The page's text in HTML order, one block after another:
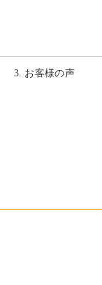
3. お客様の声